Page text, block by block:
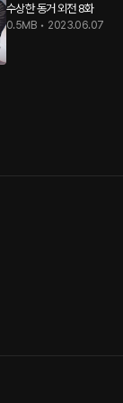
수상한 동거 외전 8화
0.5MB • 2023.06.07